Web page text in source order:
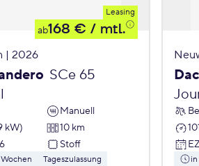
Leasing
ab168 € / mtl.
| 2026
SCe 65
Manuell
kW)
10 km
Stoff
Tageszulassung
EZ